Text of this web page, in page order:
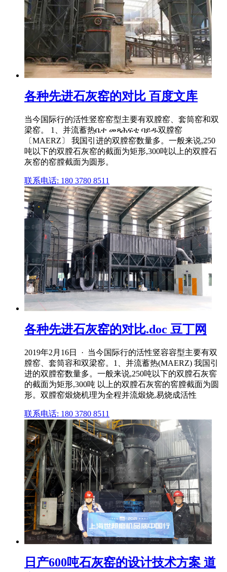
各种先进石灰窑的对比 百度文库
当今国际行的活性竖窑窑型主要有双膛窑、套筒窑和双
梁窑。 1、并流蓄热ቤተ መጻሕፍቲ ባይዱ双膛窑
〔MAERZ〕 我国引进的双膛窑数量多。一般来说,250
吨以下的双膛石灰窑的截面为矩形,300吨以上的双膛石
灰窑的窑膛截面为圆形。
联系电话: 180 3780 8511
各种先进石灰窑的对比.doc 豆丁网
2019年2月16日 · 当今国际行的活性竖容容型主要有双
膛窑、套筒容和双梁窑。1、并流蓄热(MAERZ) 我国引
进的双膛窑数量多。一般来说,250吨以下的双膛石灰窖
的截面为矩形,300吨 以上的双膛石灰窖的窖膛截面为圆
形。双膛窑煅烧机理为全程并流煅烧,易烧成活性
联系电话: 180 3780 8511
日产600吨石灰窑的设计技术方案 道